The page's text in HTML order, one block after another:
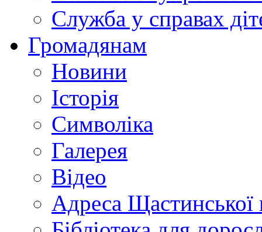
Служба у справах
Громадянам
Новини
Історія
Символіка
Галерея
Відео
Адреса Щастинської